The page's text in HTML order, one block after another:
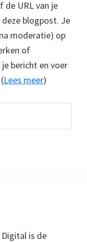
de URL van je
blogpost. Je
moderatie) op
of
bericht en voer
Lees meer)
is de